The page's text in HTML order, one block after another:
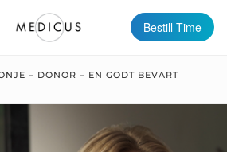
Bestill Time
– DONOR – EN GODT BEVART